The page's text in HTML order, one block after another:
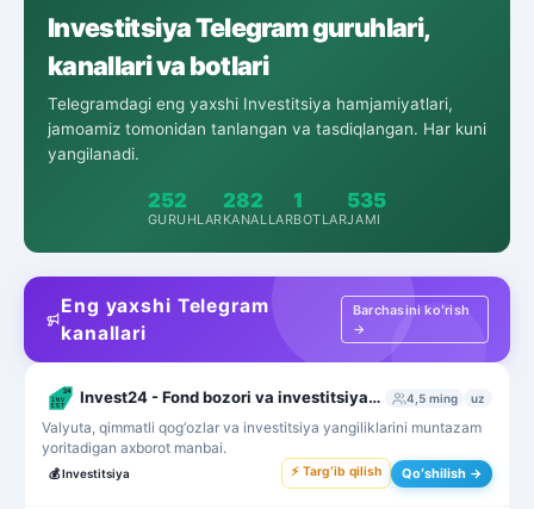
Investitsiya Telegram guruhlari,
kanallari va botlari
Telegramdagi eng yaxshi Investitsiya hamjamiyatlari,
jamoamiz tomonidan tanlangan va tasdiqlangan. Har kuni
yangilanadi.
252
GURUHLAR
282
KANALLAR
1
BOTLAR
535
JAMI
Eng yaxshi Telegram
kanallari
Barchasini koʻrish
→
Invest24 - Fond bozori va investitsiyalar 4,5 ming uz
Valyuta, qimmatli qog‘ozlar va investitsiya yangiliklarini muntazam
yoritadigan axborot manbai.
💰Investitsiya ⚡ Targʻib qilish Qoʻshilish →